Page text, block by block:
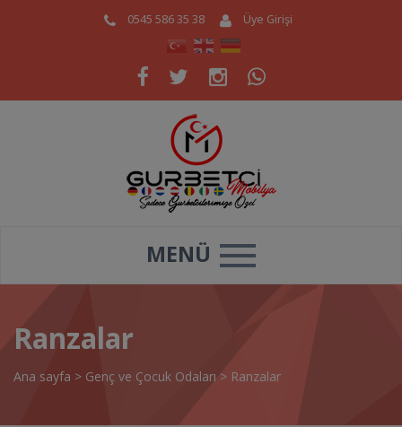
0545 586 35 38 Üye Girişi
MENÜ
Ranzalar
Ana sayfa > Genç ve Çocuk Odaları > Ranzalar